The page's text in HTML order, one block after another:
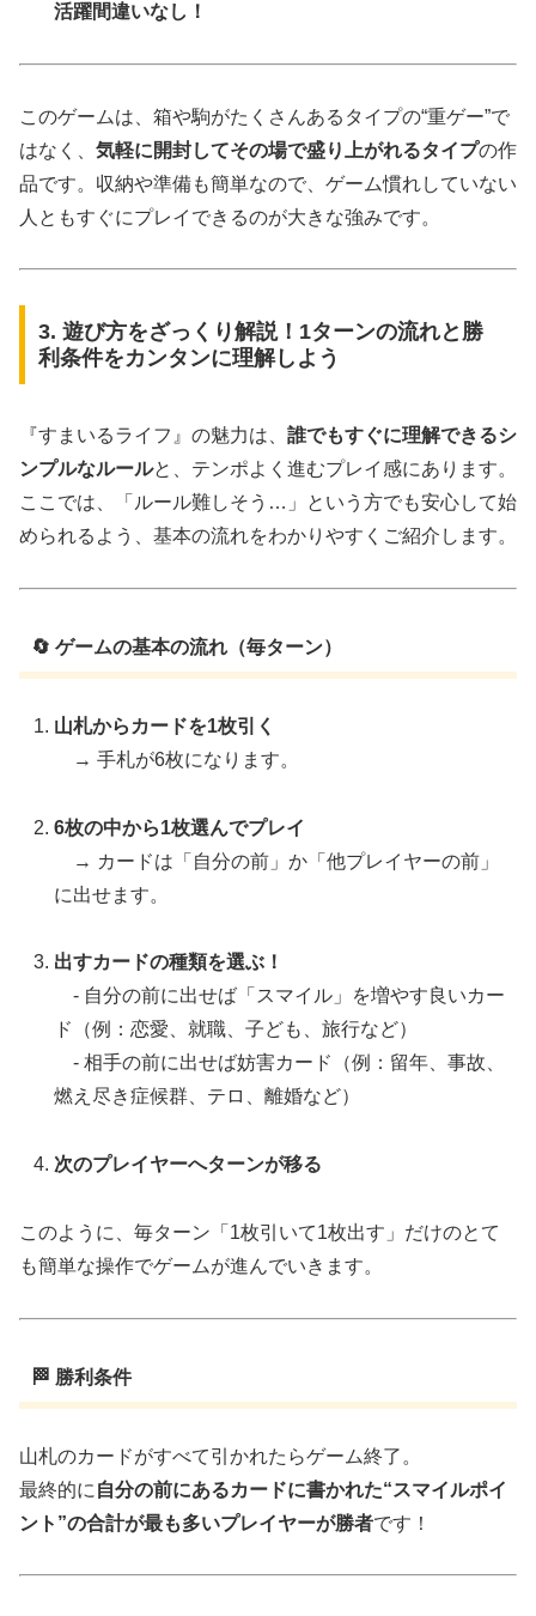
活躍間違いなし！
このゲームは、箱や駒がたくさんあるタイプの“重ゲー”で
はなく、 気軽に開封してその場で盛り上がれるタイプの作
品です。収納や準備も簡単なので、ゲーム慣れしていない
人ともすぐにプレイできるのが大きな強みです。
3. 遊び方をざっくり解説！1ターンの流れと勝
利条件をカンタンに理解しよう
『すまいるライフ』の魅力は、 誰でもすぐに理解できるシ
ンプルなルールと、テンポよく進むプレイ感にあります。
ここでは、「ルール難しそう…」という方でも安心して始
められるよう、基本の流れをわかりやすくご紹介します。
🔄 ゲームの基本の流れ（毎ターン）
山札からカードを1枚引く
→ 手札が6枚になります。
6枚の中から1枚選んでプレイ
→ カードは「自分の前」か「他プレイヤーの前」
に出せます。
出すカードの種類を選ぶ！
- 自分の前に出せば「スマイル」を増やす良いカー
ド（例：恋愛、就職、子ども、旅行など）
- 相手の前に出せば妨害カード（例：留年、事故、
燃え尽き症候群、テロ、離婚など）
次のプレイヤーへターンが移る
このように、毎ターン「1枚引いて1枚出す」だけのとて
も簡単な操作でゲームが進んでいきます。
🏁 勝利条件
山札のカードがすべて引かれたらゲーム終了。
最終的に 自分の前にあるカードに書かれた“スマイルポイ
ント”の合計が最も多いプレイヤーが勝者です！